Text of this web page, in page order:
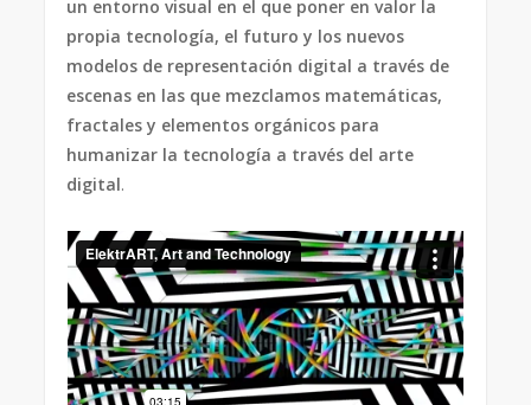
un entorno visual en el que poner en valor la
propia tecnología, el futuro y los nuevos
modelos de representación digital a través de
escenas en las que mezclamos matemáticas,
fractales y elementos orgánicos para
humanizar la tecnología a través del arte
digital.